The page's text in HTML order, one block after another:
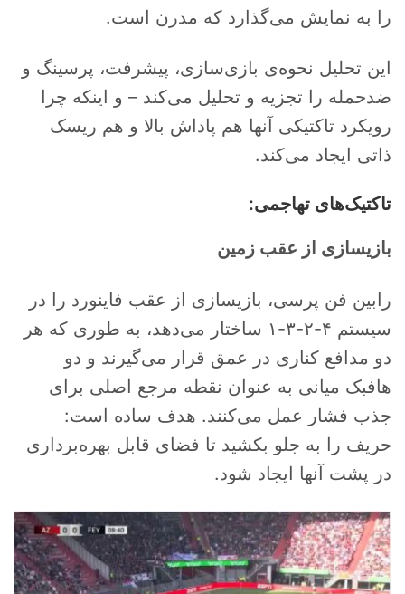
را به نمایش می‌گذارد که مدرن است.
این تحلیل نحوه‌ی بازی‌سازی، پیشرفت، پرسینگ و
ضدحمله را تجزیه و تحلیل می‌کند – و اینکه چرا
رویکرد تاکتیکی آنها هم پاداش بالا و هم ریسک
ذاتی ایجاد می‌کند.
تاکتیک‌های تهاجمی:
بازیسازی از عقب زمین
رابین فن پرسی، بازیسازی از عقب فاینورد را در
سیستم ۴-۲-۳-۱ ساختار می‌دهد، به طوری که هر
دو مدافع کناری در عمق قرار می‌گیرند و دو
هافبک میانی به عنوان نقطه مرجع اصلی برای
جذب فشار عمل می‌کنند. هدف ساده است:
حریف را به جلو بکشید تا فضای قابل بهره‌برداری
در پشت آنها ایجاد شود.